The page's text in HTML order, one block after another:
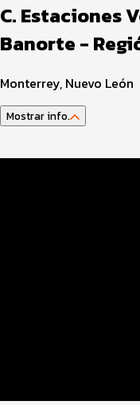
C. Estaciones
Banorte -
Monterrey, Nuevo León
Mostrar info.